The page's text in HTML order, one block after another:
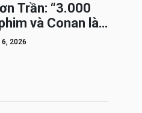
Trần: “3.000
và Conan là
2026